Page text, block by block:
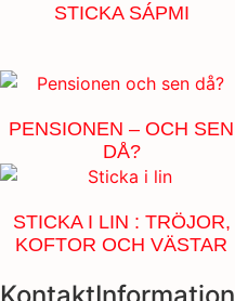
STICKA SÁPMI
PENSIONEN – OCH SEN
DÅ?
STICKA I LIN : TRÖJOR,
KOFTOR OCH VÄSTAR
KontaktInformation